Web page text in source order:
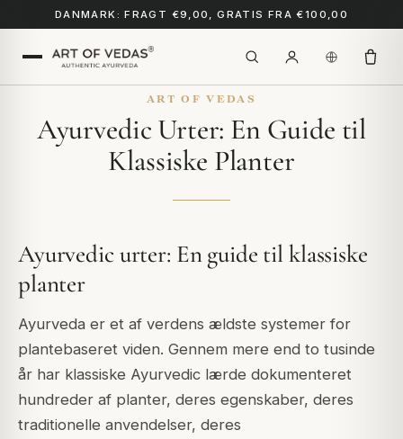
DANMARK: FRAGT €9,00, GRATIS FRA €100,00
ART OF VEDAS
Ayurvedic Urter: En Guide til
Klassiske Planter
Ayurvedic urter: En guide til klassiske
planter
Ayurveda er et af verdens ældste systemer for
plantebaseret viden. Gennem mere end to tusinde
år har klassiske Ayurvedic lærde dokumenteret
hundreder af planter, deres egenskaber, deres
traditionelle anvendelser, deres